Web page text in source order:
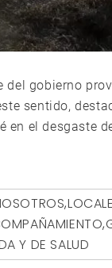
del gobierno
sentido,
en el desgaste
,
,
Y DE SALUD